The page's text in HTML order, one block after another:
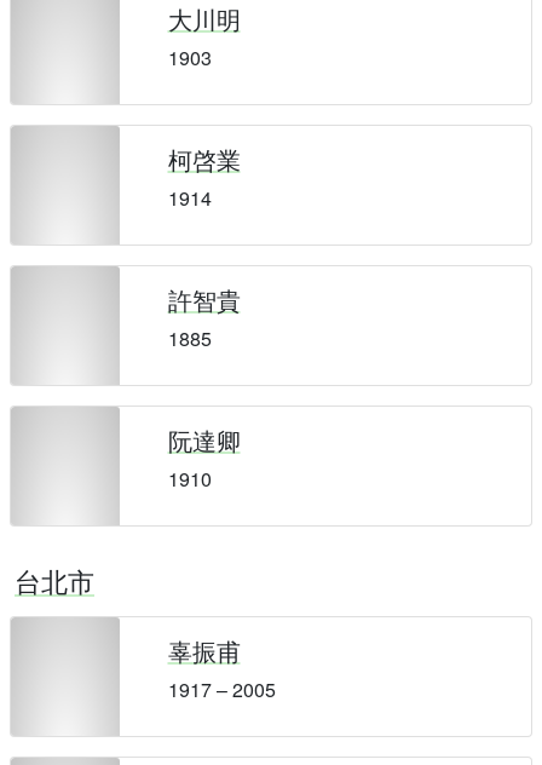
大川明
1903
柯啓業
1914
許智貴
1885
阮達卿
1910
台北市
辜振甫
1917 – 2005